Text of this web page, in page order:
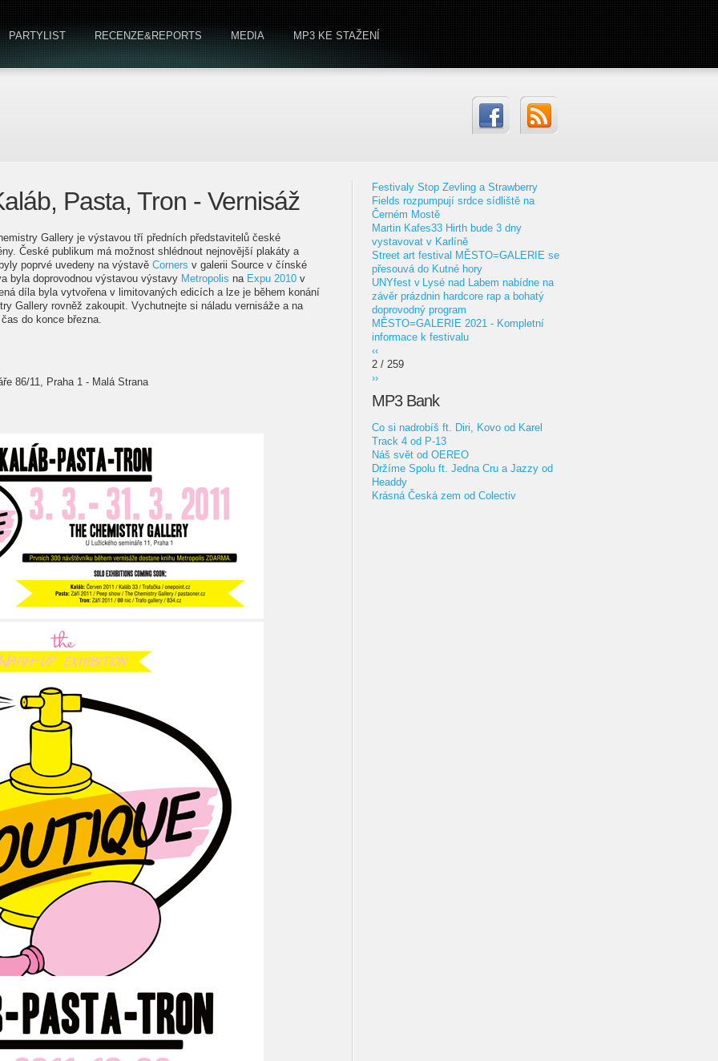
PARTYLIST RECENZE&REPORTS MEDIA MP3 KE STAŽENÍ
Pasta, Tron - Vernisáž
Gallery je výstavou tří předních představitelů české
České publikum má možnost shlédnout nejnovější plakáty a
poprvé uvedeny na výstavě Corners v galerii Source v čínské
byla doprovodnou výstavou výstavy Metropolis na Expu 2010 v
díla byla vytvořena v limitovaných edicích a lze je během konání
Gallery rovněž zakoupit. Vychutnejte si náladu vernisáže a na
do konce března.
86/11, Praha 1 - Malá Strana
Festivaly Stop Zevling a Strawberry
Fields rozpumpují srdce sídliště na
Černém Mostě
Martin Kafes33 Hirth bude 3 dny
vystavovat v Karlíně
Street art festival MĚSTO=GALERIE se
přesouvá do Kutné hory
UNYfest v Lysé nad Labem nabídne na
závěr prázdnin hardcore rap a bohatý
doprovodný program
MĚSTO=GALERIE 2021 - Kompletní
informace k festivalu
‹‹
2 / 259
››
MP3 Bank
Co si nadrobíš ft. Diri, Kovo od Karel
Track 4 od P-13
Náš svět od OEREO
Držíme Spolu ft. Jedna Cru a Jazzy od
Headdy
Krásná Česká zem od Colectiv